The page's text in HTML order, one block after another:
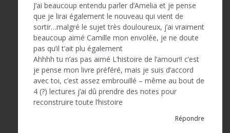
J’ai beaucoup entendu parler d’Amelia et je pense
que je lirai également le nouveau qui vient de
sortir…malgré le sujet très douloureux, j’ai vraiment
beaucoup aimé Camille mon envolée, je ne doute
pas qu’il t’ait plu également
Ahhhh tu n’as pas aimé L’histoire de l’amour!! c’est
je pense mon livre préféré, mais je suis d’accord
avec toi, c’est assez embrouillé – même au bout de
4 (?) lectures j’ai dû prendre des notes pour
reconstruire toute l’histoire
Répondre